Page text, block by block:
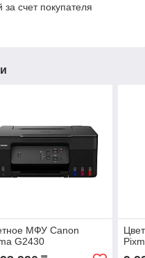
счет покупателя
МФУ Canon
G2430